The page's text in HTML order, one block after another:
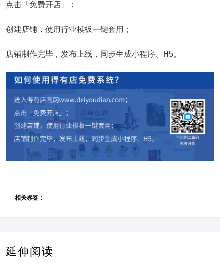
点击「免费开店」；
创建店铺，使用行业模板一键套用；
店铺制作完毕，发布上线，同步生成小程序、H5。
相关标签：
延伸阅读